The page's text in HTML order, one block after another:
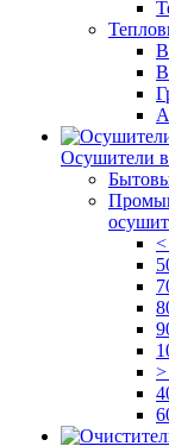
Осушители
<
>